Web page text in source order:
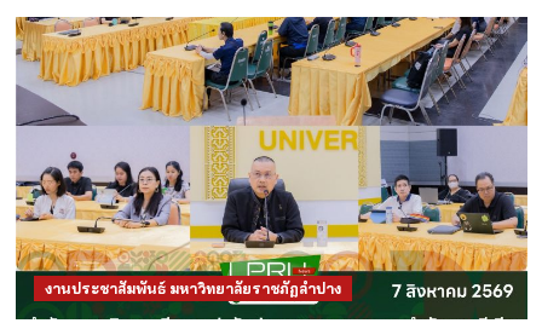
งานประชาสัมพันธ์ มหาวิทยาลัยราชภัฏลำปาง